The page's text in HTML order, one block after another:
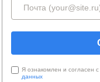
Я ознакомлен и согласен с
данных